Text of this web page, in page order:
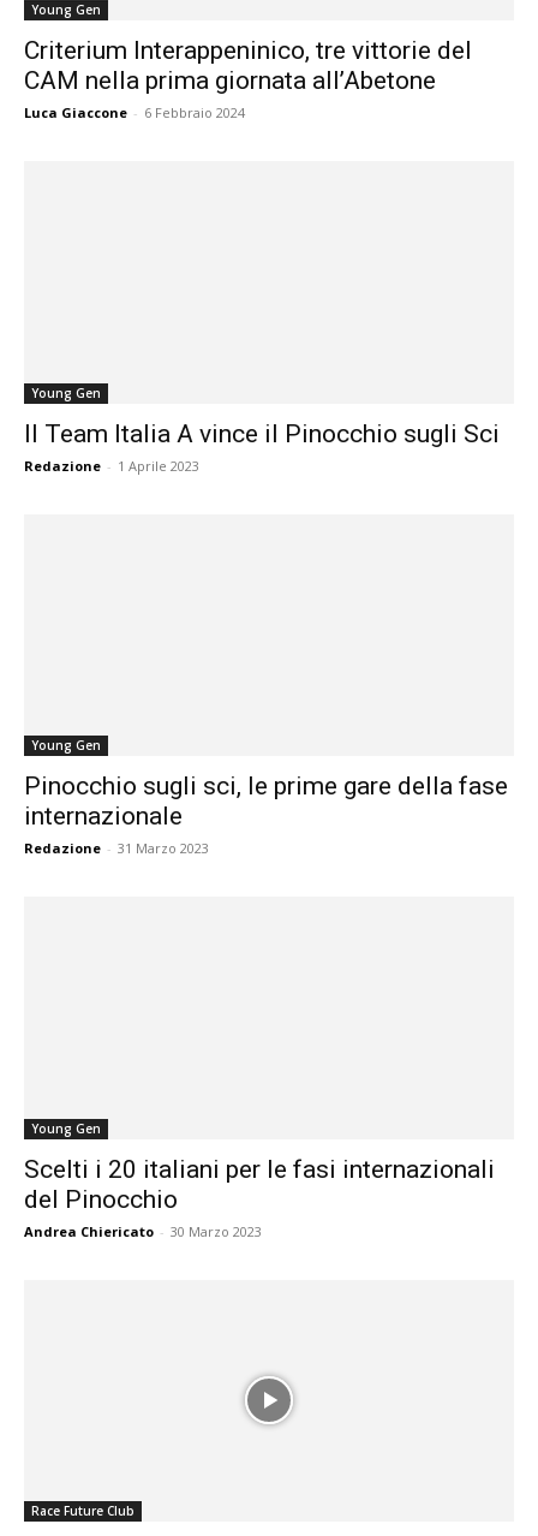
Young Gen
Criterium Interappeninico, tre vittorie del
CAM nella prima giornata all’Abetone
Luca Giaccone - 6 Febbraio 2024
Young Gen
Il Team Italia A vince il Pinocchio sugli Sci
Redazione - 1 Aprile 2023
Young Gen
Pinocchio sugli sci, le prime gare della fase
internazionale
Redazione - 31 Marzo 2023
Young Gen
Scelti i 20 italiani per le fasi internazionali
del Pinocchio
Andrea Chiericato - 30 Marzo 2023
Race Future Club